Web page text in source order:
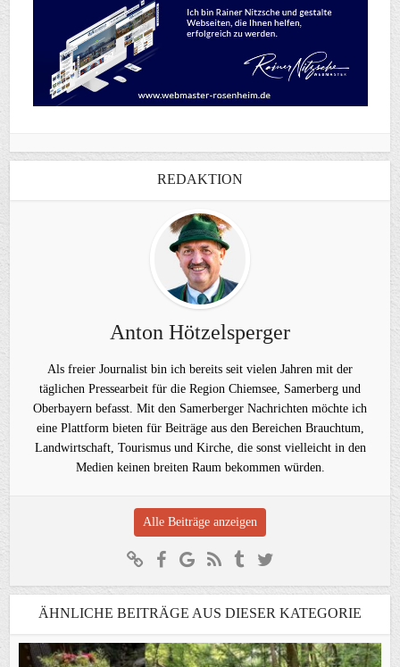
REDAKTION
Anton Hötzelsperger
Als freier Journalist bin ich bereits seit vielen Jahren mit der
täglichen Pressearbeit für die Region Chiemsee, Samerberg und
Oberbayern befasst. Mit den Samerberger Nachrichten möchte ich
eine Plattform bieten für Beiträge aus den Bereichen Brauchtum,
Landwirtschaft, Tourismus und Kirche, die sonst vielleicht in den
Medien keinen breiten Raum bekommen würden.
Alle Beiträge anzeigen
ÄHNLICHE BEITRÄGE AUS DIESER KATEGORIE